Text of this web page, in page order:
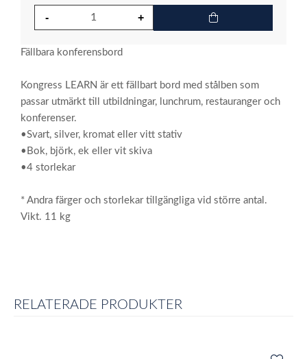
Fällbara konferensbord
Kongress LEARN är ett fällbart bord med stålben som
passar utmärkt till utbildningar, lunchrum, restauranger och
konferenser.
•Svart, silver, kromat eller vitt stativ
•Bok, björk, ek eller vit skiva
•4 storlekar
* Andra färger och storlekar tillgängliga vid större antal.
Vikt. 11 kg
RELATERADE PRODUKTER